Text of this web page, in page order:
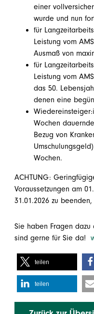
einer
wurde und nun
für
Leistung vom
Ausmaß von
für
Leistung vom
das 50.
denen eine
Wochen
Bezug von
Wochen.
ACHTUNG:
Voraussetzungen am
31.01.2026 zu
Sie haben Fragen dazu
sind gerne für Sie da!
teilen
teilen